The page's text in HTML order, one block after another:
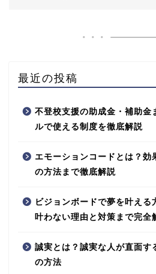
最近の投稿
不登校支援の助成金・補助金
ルで使える制度を徹底解説
エモーションコードとは？効
の方法まで徹底解説
ビジョンボードで夢を叶える
叶わない理由と対策まで完全
誠実とは？誠実な人が直面す
の方法